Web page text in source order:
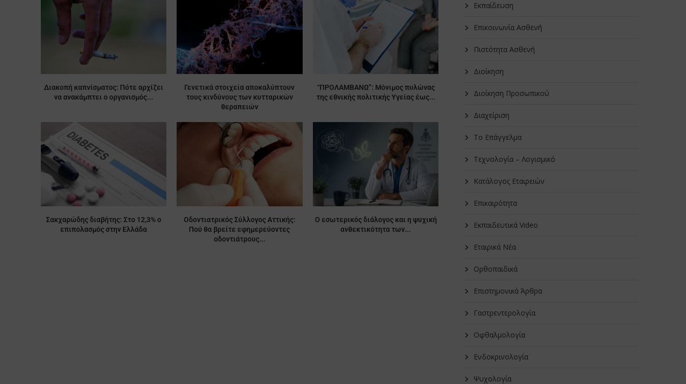
Διακοπή καπνίσματος: Πότε αρχίζει
να ανακάμπτει ο οργανισμός...
Γενετικά στοιχεία αποκαλύπτουν
τους κινδύνους των κυτταρικών
θεραπειών
“ΠΡΟΛΑΜΒΑΝΩ”: Μόνιμος πυλώνας
της εθνικής πολιτικής Υγείας έως...
Σακχαρώδης διαβήτης: Στο 12,3% ο
επιπολασμός στην Ελλάδα
Οδοντιατρικός Σύλλογος Αττικής:
Πού θα βρείτε εφημερεύοντες
οδοντιάτρους...
Ο εσωτερικός διάλογος και η ψυχική
ανθεκτικότητα των...
Εκπαίδευση
Επικοινωνία Ασθενή
Πιστότητα Ασθενή
Διοίκηση
Διοίκηση Προσωπικού
Διαχείριση
Το Επάγγελμα
Τεχνολογία – Λογισμικό
Κατάλογος Εταιρειών
Επικαιρότητα
Εκπαιδευτικά Video
Εταιρικά Νέα
Oρθοπαιδικά
Επιστημονικά Άρθρα
Γαστρεντερολογία
Οφθαλμολογία
Ενδοκρινολογία
Ψυχολογία